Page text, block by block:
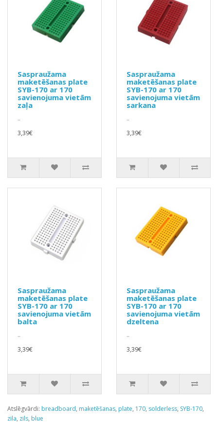
Saspraužama
maketēšanas plate
SYB-170 ar 170
savienojuma vietām
zaļa
..
3,39€
Saspraužama
maketēšanas plate
SYB-170 ar 170
savienojuma vietām
sarkana
..
3,39€
Saspraužama
maketēšanas plate
SYB-170 ar 170
savienojuma vietām
balta
..
3,39€
Saspraužama
maketēšanas plate
SYB-170 ar 170
savienojuma vietām
dzeltena
..
3,39€
Atslēgvārdi: breadboard, maketēšanas, plate, 170, solderless, SYB-170,
zila, zils, blue